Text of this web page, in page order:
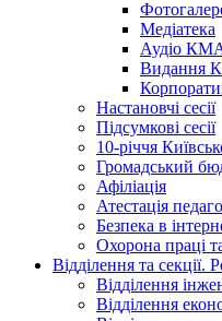
Медіатека
Аудіо
Видання
Настановчі сесії
Підсумкові сесії
10-річчя
Громадський
Афіліація
Атестація
Безпека в
Охорона праці
Відділення та секції.
Відділення
Відділення